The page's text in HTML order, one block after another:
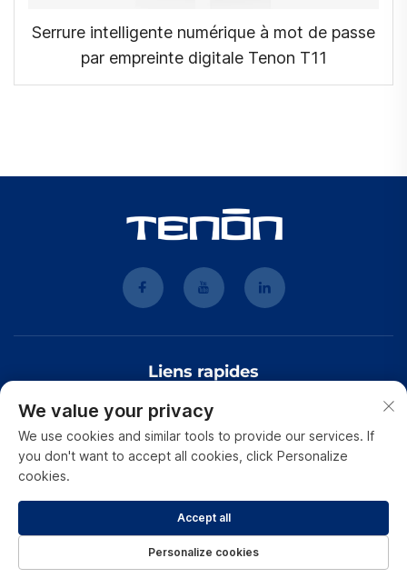
Serrure intelligente numérique à mot de passe
par empreinte digitale Tenon T11
Liens rapides
À Propos De Nous
Produits
Actualités
Application
Vidéo
We value your privacy
We use cookies and similar tools to provide our services. If
you don't want to accept all cookies, click Personalize
cookies.
Personalize cookies
Accept all